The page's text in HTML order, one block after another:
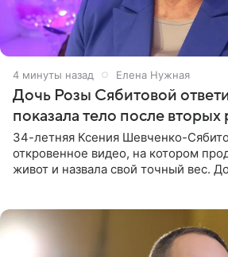
4 минуты назад Елена Нужная
Дочь Розы Сябитовой
показала тело после вторых
34-летняя Ксения Шевченко-
откровенное видео, на котором
живот и назвала свой точный вес.